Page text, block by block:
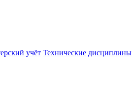
учёт Технические дисциплины